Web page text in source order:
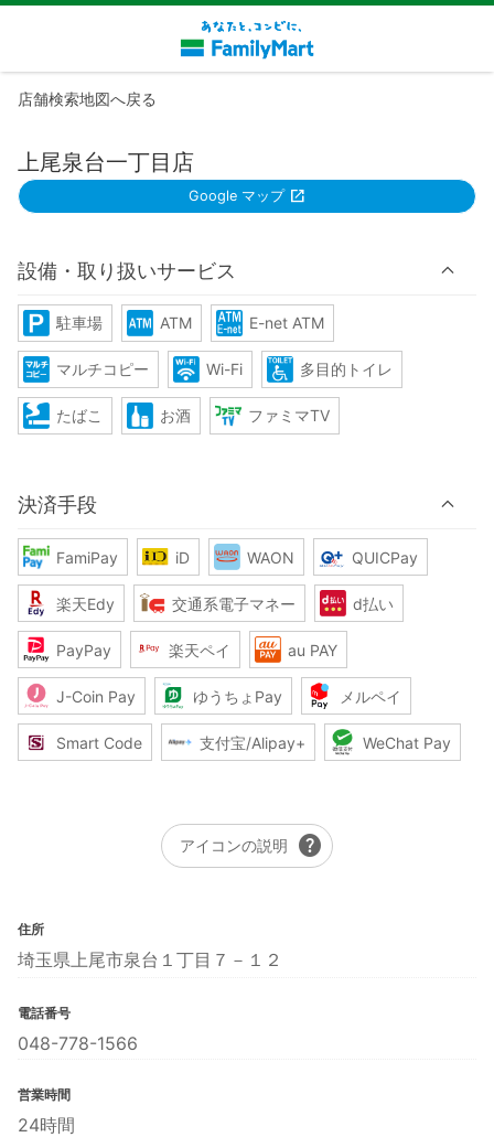
店舗検索地図へ戻る
上尾泉台一丁目店
Google マップ
設備・取り扱いサービス
駐車場 ATM E-net ATM
マルチコピー Wi-Fi 多目的トイレ
たばこ お酒 ファミマTV
決済手段
FamiPay iD WAON QUICPay
楽天Edy 交通系電子マネー d払い
PayPay 楽天ペイ au PAY
J-Coin Pay ゆうちょPay メルペイ
Smart Code 支付宝/Alipay+ WeChat Pay
アイコンの説明 help
住所
埼玉県上尾市泉台１丁目７－１２
電話番号
048-778-1566
営業時間
24時間